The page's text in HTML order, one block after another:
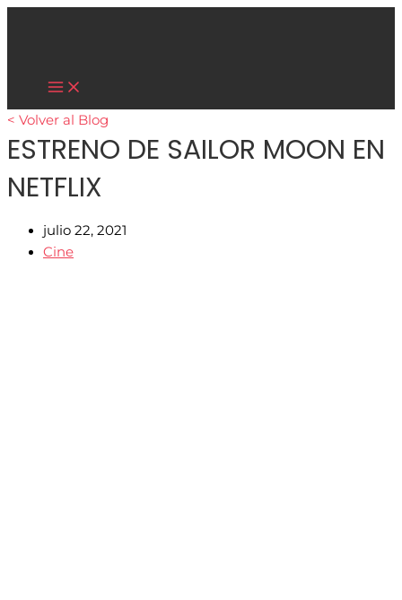
Ir
Main
< Volver al Blog
ESTRENO DE SAILOR MOON EN
NETFLIX
julio 22, 2021
Cine